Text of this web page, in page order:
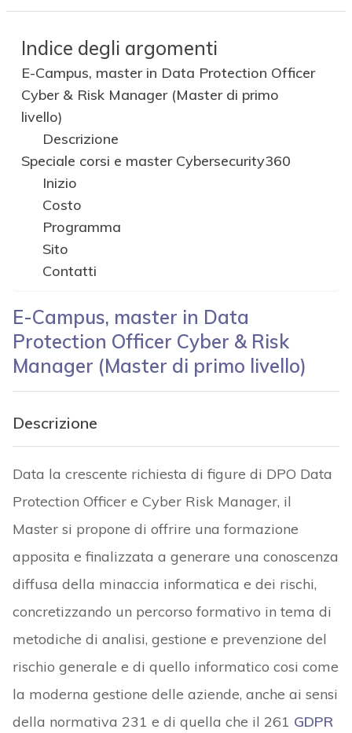
Indice degli argomenti
E-Campus, master in Data Protection Officer
Cyber & Risk Manager (Master di primo
livello)
Descrizione
Speciale corsi e master Cybersecurity360
Inizio
Costo
Programma
Sito
Contatti
E-Campus, master in Data
Protection Officer Cyber & Risk
Manager (Master di primo livello)
Descrizione
Data la crescente richiesta di figure di DPO Data
Protection Officer e Cyber Risk Manager, il
Master si propone di offrire una formazione
apposita e finalizzata a generare una conoscenza
diffusa della minaccia informatica e dei rischi,
concretizzando un percorso formativo in tema di
metodiche di analisi, gestione e prevenzione del
rischio generale e di quello informatico cosi come
la moderna gestione delle aziende, anche ai sensi
della normativa 231 e di quella che il 261 GDPR